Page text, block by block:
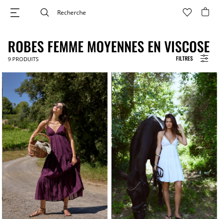
FILTRES
ROBES FEMME MOYENNES EN VISCOSE
9 PRODUITS